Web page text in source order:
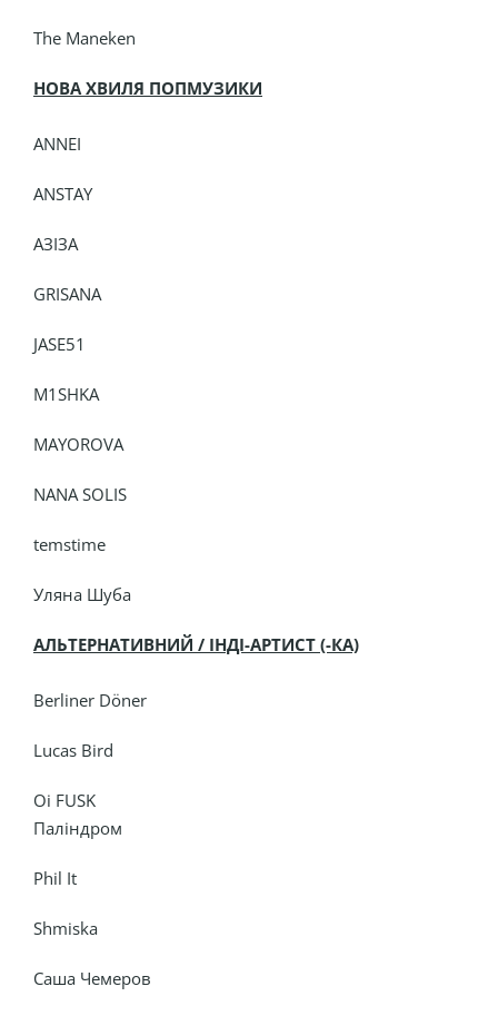
The Maneken
НОВА ХВИЛЯ ПОПМУЗИКИ
ANNEI
ANSTAY
АЗІЗА
GRISANA
JASE51
M1SHKA
MAYOROVA
NANA SOLIS
temstime
Уляна Шуба
АЛЬТЕРНАТИВНИЙ / ІНДІ-АРТИСТ (-КА)
Berliner Döner
Lucas Bird
Oi FUSK
Паліндром
Phil It
Shmiska
Саша Чемеров